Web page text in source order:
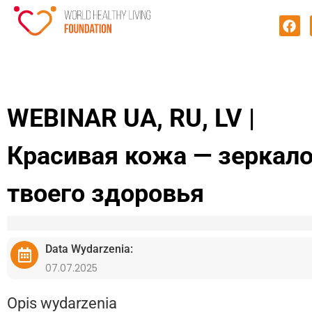
WEBINAR UA, RU, LV |
Красивая кожа —
твоего здоровья
Data Wydarzenia:
07.07.2025
Opis wydarzenia